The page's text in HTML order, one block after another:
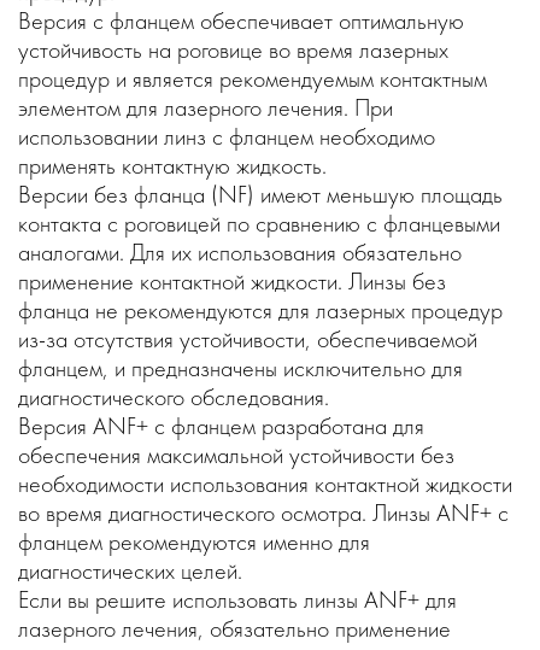
Версия с фланцем обеспечивает оптимальную
устойчивость на роговице во время лазерных
процедур и является рекомендуемым контактным
элементом для лазерного лечения. При
использовании линз с фланцем необходимо
применять контактную жидкость.
Версии без фланца (NF) имеют меньшую площадь
контакта с роговицей по сравнению с фланцевыми
аналогами. Для их использования обязательно
применение контактной жидкости. Линзы без
фланца не рекомендуются для лазерных процедур
из-за отсутствия устойчивости, обеспечиваемой
фланцем, и предназначены исключительно для
диагностического обследования.
Версия ANF+ с фланцем разработана для
обеспечения максимальной устойчивости без
необходимости использования контактной жидкости
во время диагностического осмотра. Линзы ANF+ с
фланцем рекомендуются именно для
диагностических целей.
Если вы решите использовать линзы ANF+ для
лазерного лечения, обязательно применение